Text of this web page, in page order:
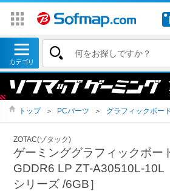
トップ ＞ PCパーツ ＞ グラフィックボー
ZOTAC(ゾタック)
ゲーミンググラフィックボー
GDDR6 LP ZT-A30510L-10L
シリーズ /6GB］